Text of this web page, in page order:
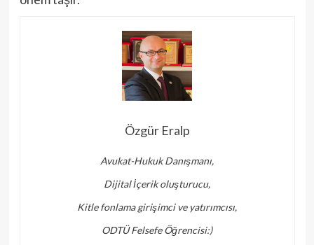
Özgür Eralp
Avukat-Hukuk Danışmanı,
Dijital İçerik oluşturucu,
Kitle fonlama girişimci ve yatırımcısı,
ODTÜ Felsefe Öğrencisi:)